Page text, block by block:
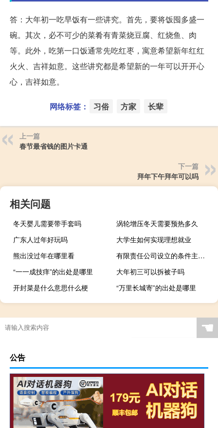
答：大年初一吃早饭有一些讲究。首先，要将饭囤多盛一
碗。其次，必不可少的菜肴有青菜烧豆腐、红烧鱼、肉
等。此外，吃第一口饭通常先吃红枣，寓意希望新年红红
火火、吉祥如意。这些讲究都是希望新的一年可以开开心
心，吉祥如意。
网络标签： 习俗 方家 长辈
上一篇
春节最省钱的图片卡通
下一篇
拜年下午拜年可以吗
相关问题
冬天婴儿需要带手套吗
涡轮增压冬天需要预热多久
广东人过年好玩吗
大学生如何实现理想就业
熊出没过年在哪里看
有限责任公司设立的条件主要有哪些
“一一成技痒”的出处是哪里
大年初三可以拆被子吗
开封菜是什么意思什么梗
“万里长城寄”的出处是哪里
☚
公告